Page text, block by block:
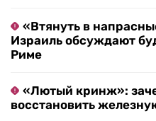
«Втянуть в
Израиль обсуждают
Риме
«Лютый кринж»:
восстановить